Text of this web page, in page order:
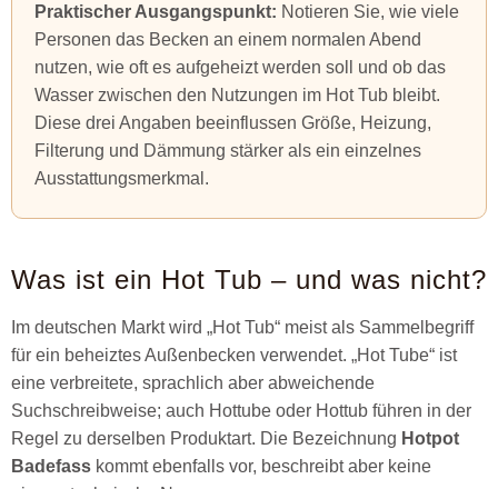
Praktischer Ausgangspunkt: Notieren Sie, wie viele
Personen das Becken an einem normalen Abend
nutzen, wie oft es aufgeheizt werden soll und ob das
Wasser zwischen den Nutzungen im Hot Tub bleibt.
Diese drei Angaben beeinflussen Größe, Heizung,
Filterung und Dämmung stärker als ein einzelnes
Ausstattungsmerkmal.
Was ist ein Hot Tub – und was nicht?
Im deutschen Markt wird „Hot Tub“ meist als Sammelbegriff
für ein beheiztes Außenbecken verwendet. „Hot Tube“ ist
eine verbreitete, sprachlich aber abweichende
Suchschreibweise; auch Hottube oder Hottub führen in der
Regel zu derselben Produktart. Die Bezeichnung Hotpot
Badefass kommt ebenfalls vor, beschreibt aber keine